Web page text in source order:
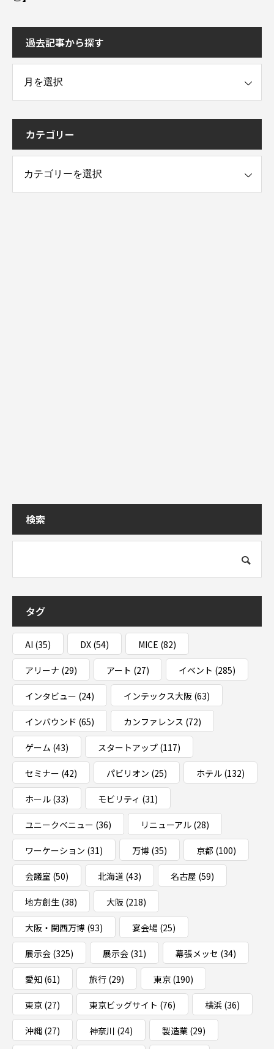
過去記事から探す
カテゴリー
検索
タグ
AI (35) DX (54) MICE (82)
アリーナ (29) アート (27) イベント (285)
インタビュー (24) インテックス大阪 (63)
インバウンド (65) カンファレンス (72)
ゲーム (43) スタートアップ (117)
セミナー (42) パビリオン (25) ホテル (132)
ホール (33) モビリティ (31)
ユニークベニュー (36) リニューアル (28)
ワーケーション (31) 万博 (35) 京都 (100)
会議室 (50) 北海道 (43) 名古屋 (59)
地方創生 (38) 大阪 (218)
大阪・関西万博 (93) 宴会場 (25)
展示会 (325) 展示会 (31) 幕張メッセ (34)
愛知 (61) 旅行 (29) 東京 (190)
東京 (27) 東京ビッグサイト (76) 横浜 (36)
沖縄 (27) 神奈川 (24) 製造業 (29)